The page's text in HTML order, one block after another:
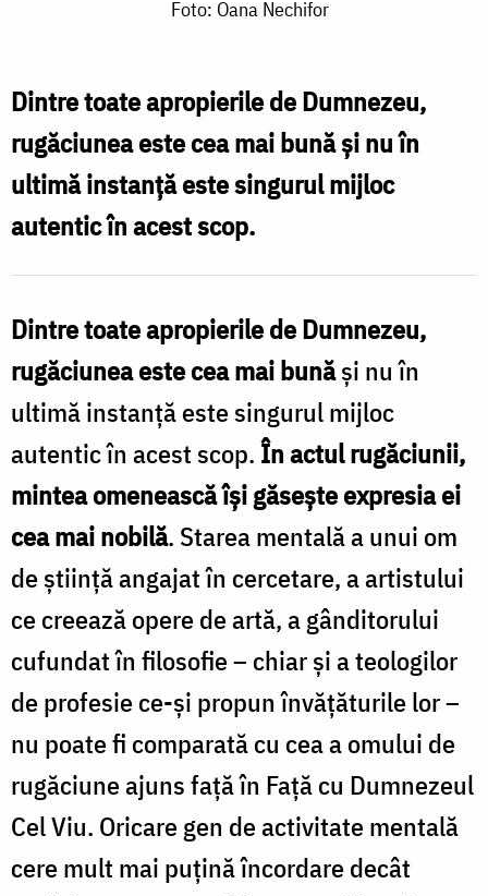
Foto: Oana Nechifor
Dintre toate apropierile de Dumnezeu,
rugăciunea este cea mai bună și nu în
ultimă instanță este singurul mijloc
autentic în acest scop.
Dintre toate apropierile de Dumnezeu,
rugăciunea este cea mai bunăși nu în
ultimă instanță este singurul mijloc
autentic în acest scop.În actul rugăciunii,
mintea omenească își găsește expresia ei
cea mai nobilă. Starea mentală a unui om
de știință angajat în cercetare, a artistului
ce creează opere de artă, a gânditorului
cufundat în filosofie – chiar și a teologilor
de profesie ce-și propun învățăturile lor –
nu poate fi comparată cu cea a omului de
rugăciune ajuns față în Față cu Dumnezeul
Cel Viu. Oricare gen de activitate mentală
cere mult mai puțină încordare decât